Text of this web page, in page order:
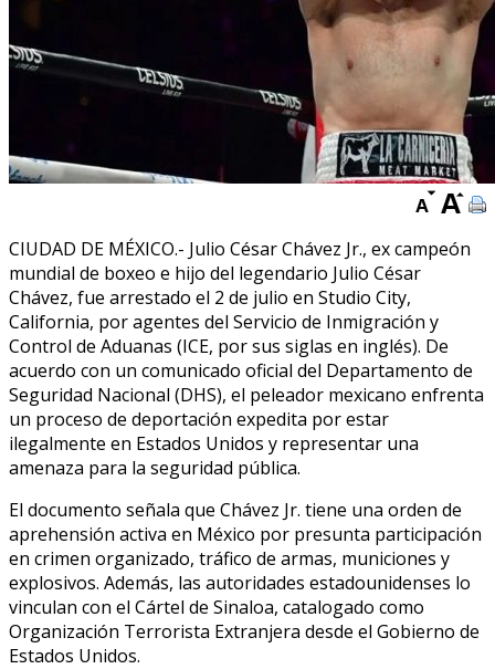
CIUDAD DE MÉXICO.- Julio César Chávez Jr., ex campeón
mundial de boxeo e hijo del legendario Julio César
Chávez, fue arrestado el 2 de julio en Studio City,
California, por agentes del Servicio de Inmigración y
Control de Aduanas (ICE, por sus siglas en inglés). De
acuerdo con un comunicado oficial del Departamento de
Seguridad Nacional (DHS), el peleador mexicano enfrenta
un proceso de deportación expedita por estar
ilegalmente en Estados Unidos y representar una
amenaza para la seguridad pública.
El documento señala que Chávez Jr. tiene una orden de
aprehensión activa en México por presunta participación
en crimen organizado, tráfico de armas, municiones y
explosivos. Además, las autoridades estadounidenses lo
vinculan con el Cártel de Sinaloa, catalogado como
Organización Terrorista Extranjera desde el Gobierno de
Estados Unidos.